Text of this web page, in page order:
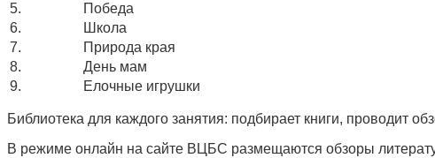
5.
Победа
6.
Школа
7.
Природа края
8.
День мам
9.
Елочные игрушки
Библиотека для каждого занятия: подбирает книги, проводит
В режиме онлайн на сайте ВЦБС размещаются обзоры